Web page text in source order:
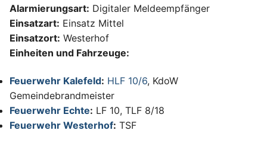
Alarmierungsart: Digitaler Meldeempfänger
Einsatzart: Einsatz Mittel
Einsatzort: Westerhof
Einheiten und Fahrzeuge:
Feuerwehr Kalefeld: HLF 10/6, KdoW
Gemeindebrandmeister
Feuerwehr Echte: LF 10, TLF 8/18
Feuerwehr Westerhof: TSF